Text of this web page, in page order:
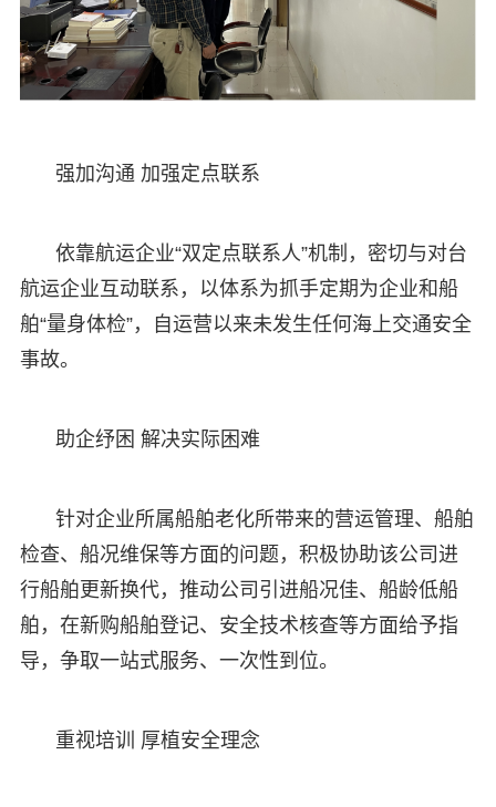
强加沟通 加强定点联系
依靠航运企业“双定点联系人”机制，密切与对台
航运企业互动联系，以体系为抓手定期为企业和船
舶“量身体检”，自运营以来未发生任何海上交通安全
事故。
助企纾困 解决实际困难
针对企业所属船舶老化所带来的营运管理、船舶
检查、船况维保等方面的问题，积极协助该公司进
行船舶更新换代，推动公司引进船况佳、船龄低船
舶，在新购船舶登记、安全技术核查等方面给予指
导，争取一站式服务、一次性到位。
重视培训 厚植安全理念